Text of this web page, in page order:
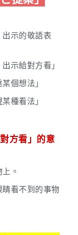
示的敬語表
示給對方看」
個想法」
種看法」
方看」的意
。
睛看不到的事物